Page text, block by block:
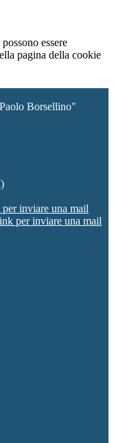
essere
pagina della cookie
Borsellino"
inviare una mail
per inviare una mail